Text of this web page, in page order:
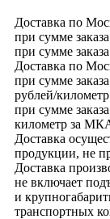
Доставка по
при сумме
при сумме
Доставка по
при сумме
рублей/
при сумме
километр за
Доставка
продукции, не
Доставка
не включает
и
транспортных